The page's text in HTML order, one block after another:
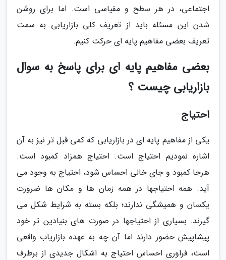
اجتماعی، در هر سطح و مقیاسی است. اما برای روشن
شدن این مسئله باید از تعریف کلی بازاریابی به سمت
تعریف بعضی مفاهیم پایه ای حرکت کنیم.
بعضی مفاهیم پایه ای برای پاسخ به سوال
بازاریابی چیست ؟
احتیاج
یکی از مفاهیم پایه ای در بازاریابی که کمی قبل تر نیز به آن
اشاره نمودیم احتیاج است. احتیاج همزاد کمبود است.
هرجا کمبود و جای خالی احساس شود، احتیاج به وجود می
آید. همه احتیاجها در همه زمان ها و مکان ها ضرورت
یکسان و همیشگی ندارند؛ بلکه بسته به شرایط شکل می
گیرند. بسیاری از احتیاجها در صورت های بنیادین تر خود
پیشاپیش حضور دارند اما آن چه به عهده بازاریاب واقعی
است، فراوری احساس احتیاج به اشکال جدیدی از برطرف